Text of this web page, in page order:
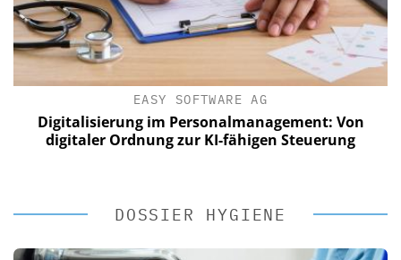
EASY SOFTWARE AG
Digitalisierung im Personalmanagement:
digitaler Ordnung zur KI-fähigen Steuerung
DOSSIER HYGIENE